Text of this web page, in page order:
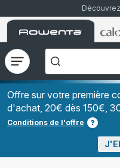
Accueil
Rowenta
Ouvrir
le
menu
recherchez-
vous
?","Aspirateurs
à
Grains","Centrales
Vapeurs","Sèche
Cheveux"]
Offre sur votre première
d'achat, 20€ dès 150€,
Conditions de l'offre